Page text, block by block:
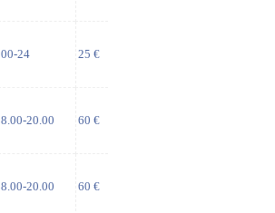
00-24 25 €
8.00-20.00 60 €
8.00-20.00 60 €